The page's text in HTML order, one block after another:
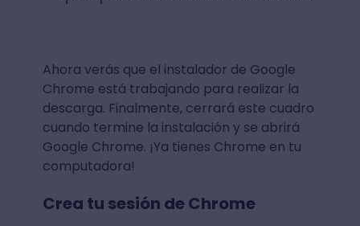
Ahora verás que el instalador de Google
Chrome está trabajando para realizar la
descarga. Finalmente, cerrará este cuadro
cuando termine la instalación y se abrirá
Google Chrome. ¡Ya tienes Chrome en tu
computadora!
Crea tu sesión de Chrome